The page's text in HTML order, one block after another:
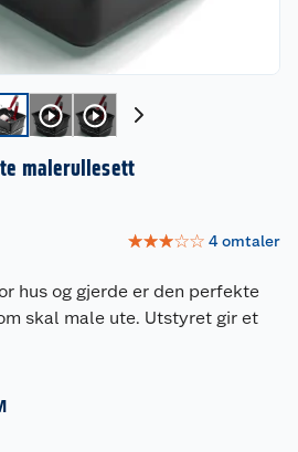
malerullesett
☆☆☆☆☆ 4omtaler
hus og gjerde er den perfekte
skal male ute. Utstyret gir et